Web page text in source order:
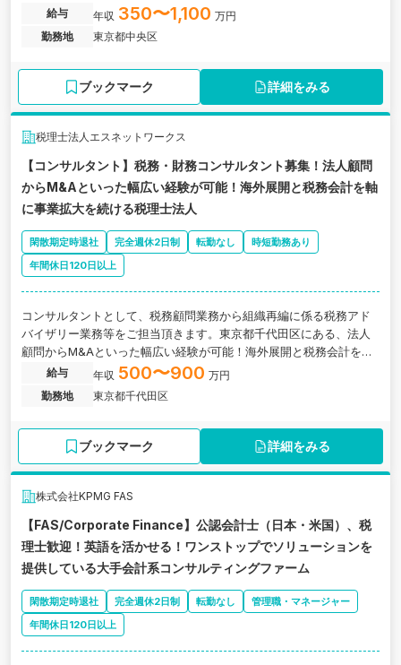
を目指すコンサルティングファーム会社の求人です。
給与 年収 350〜1,100 万円
勤務地
東京都中央区
ブックマーク 詳細をみる
税理士法人エスネットワークス
【コンサルタント】税務・財務コンサルタント募集！法人顧問
からM&Aといった幅広い経験が可能！海外展開と税務会計を軸
に事業拡大を続ける税理士法人
閑散期定時退社 完全週休2日制 転勤なし
時短勤務あり
年間休日120日以上
コンサルタントとして、税務顧問業務から組織再編に係る税務アド
バイザリー業務等をご担当頂きます。東京都千代田区にある、法人
顧問からM&Aといった幅広い経験が可能！海外展開と税務会計を軸
に事業拡大を続ける税理士法人の求人です。
給与 年収 500〜900 万円
勤務地
東京都千代田区
ブックマーク 詳細をみる
株式会社KPMG FAS
【FAS/Corporate Finance】公認会計士（日本・米国）、税
理士歓迎！英語を活かせる！ワンストップでソリューションを
提供している大手会計系コンサルティングファーム
閑散期定時退社 完全週休2日制 転勤なし
管理職・マネージャー
年間休日120日以上